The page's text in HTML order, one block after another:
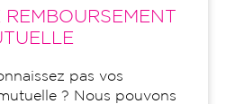
pas vos
? Nous pouvons